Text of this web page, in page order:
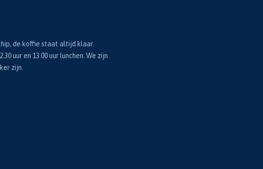
de koffie staat altijd klaar.
uur en 13.00 uur lunchen. We zijn
zijn.